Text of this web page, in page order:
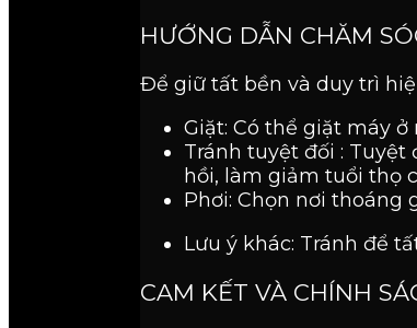
HƯỚNG DẪN CHĂM
Để giữ tất bền và duy trì
Giặt: Có thể giặt máy
Tránh tuyệt đối : Tuyệt
hồi, làm giảm tuổi thọ
Phơi: Chọn nơi thoáng
Lưu ý khác: Tránh để
CAM KẾT VÀ CHÍNH